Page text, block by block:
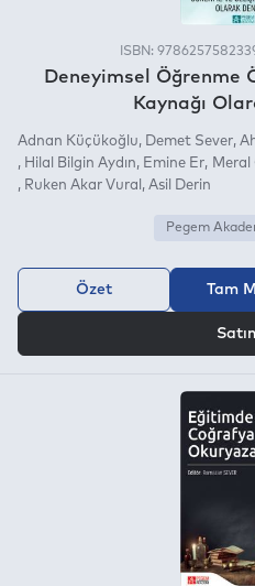
ISBN:
Deneyimsel Öğrenme
Kaynağı
Adnan Küçükoğlu Demet Sever
Hilal Bilgin Aydın
Emine Er Meral
Ruken Akar Vural
Asil Derin
Pegem
Özet Tam